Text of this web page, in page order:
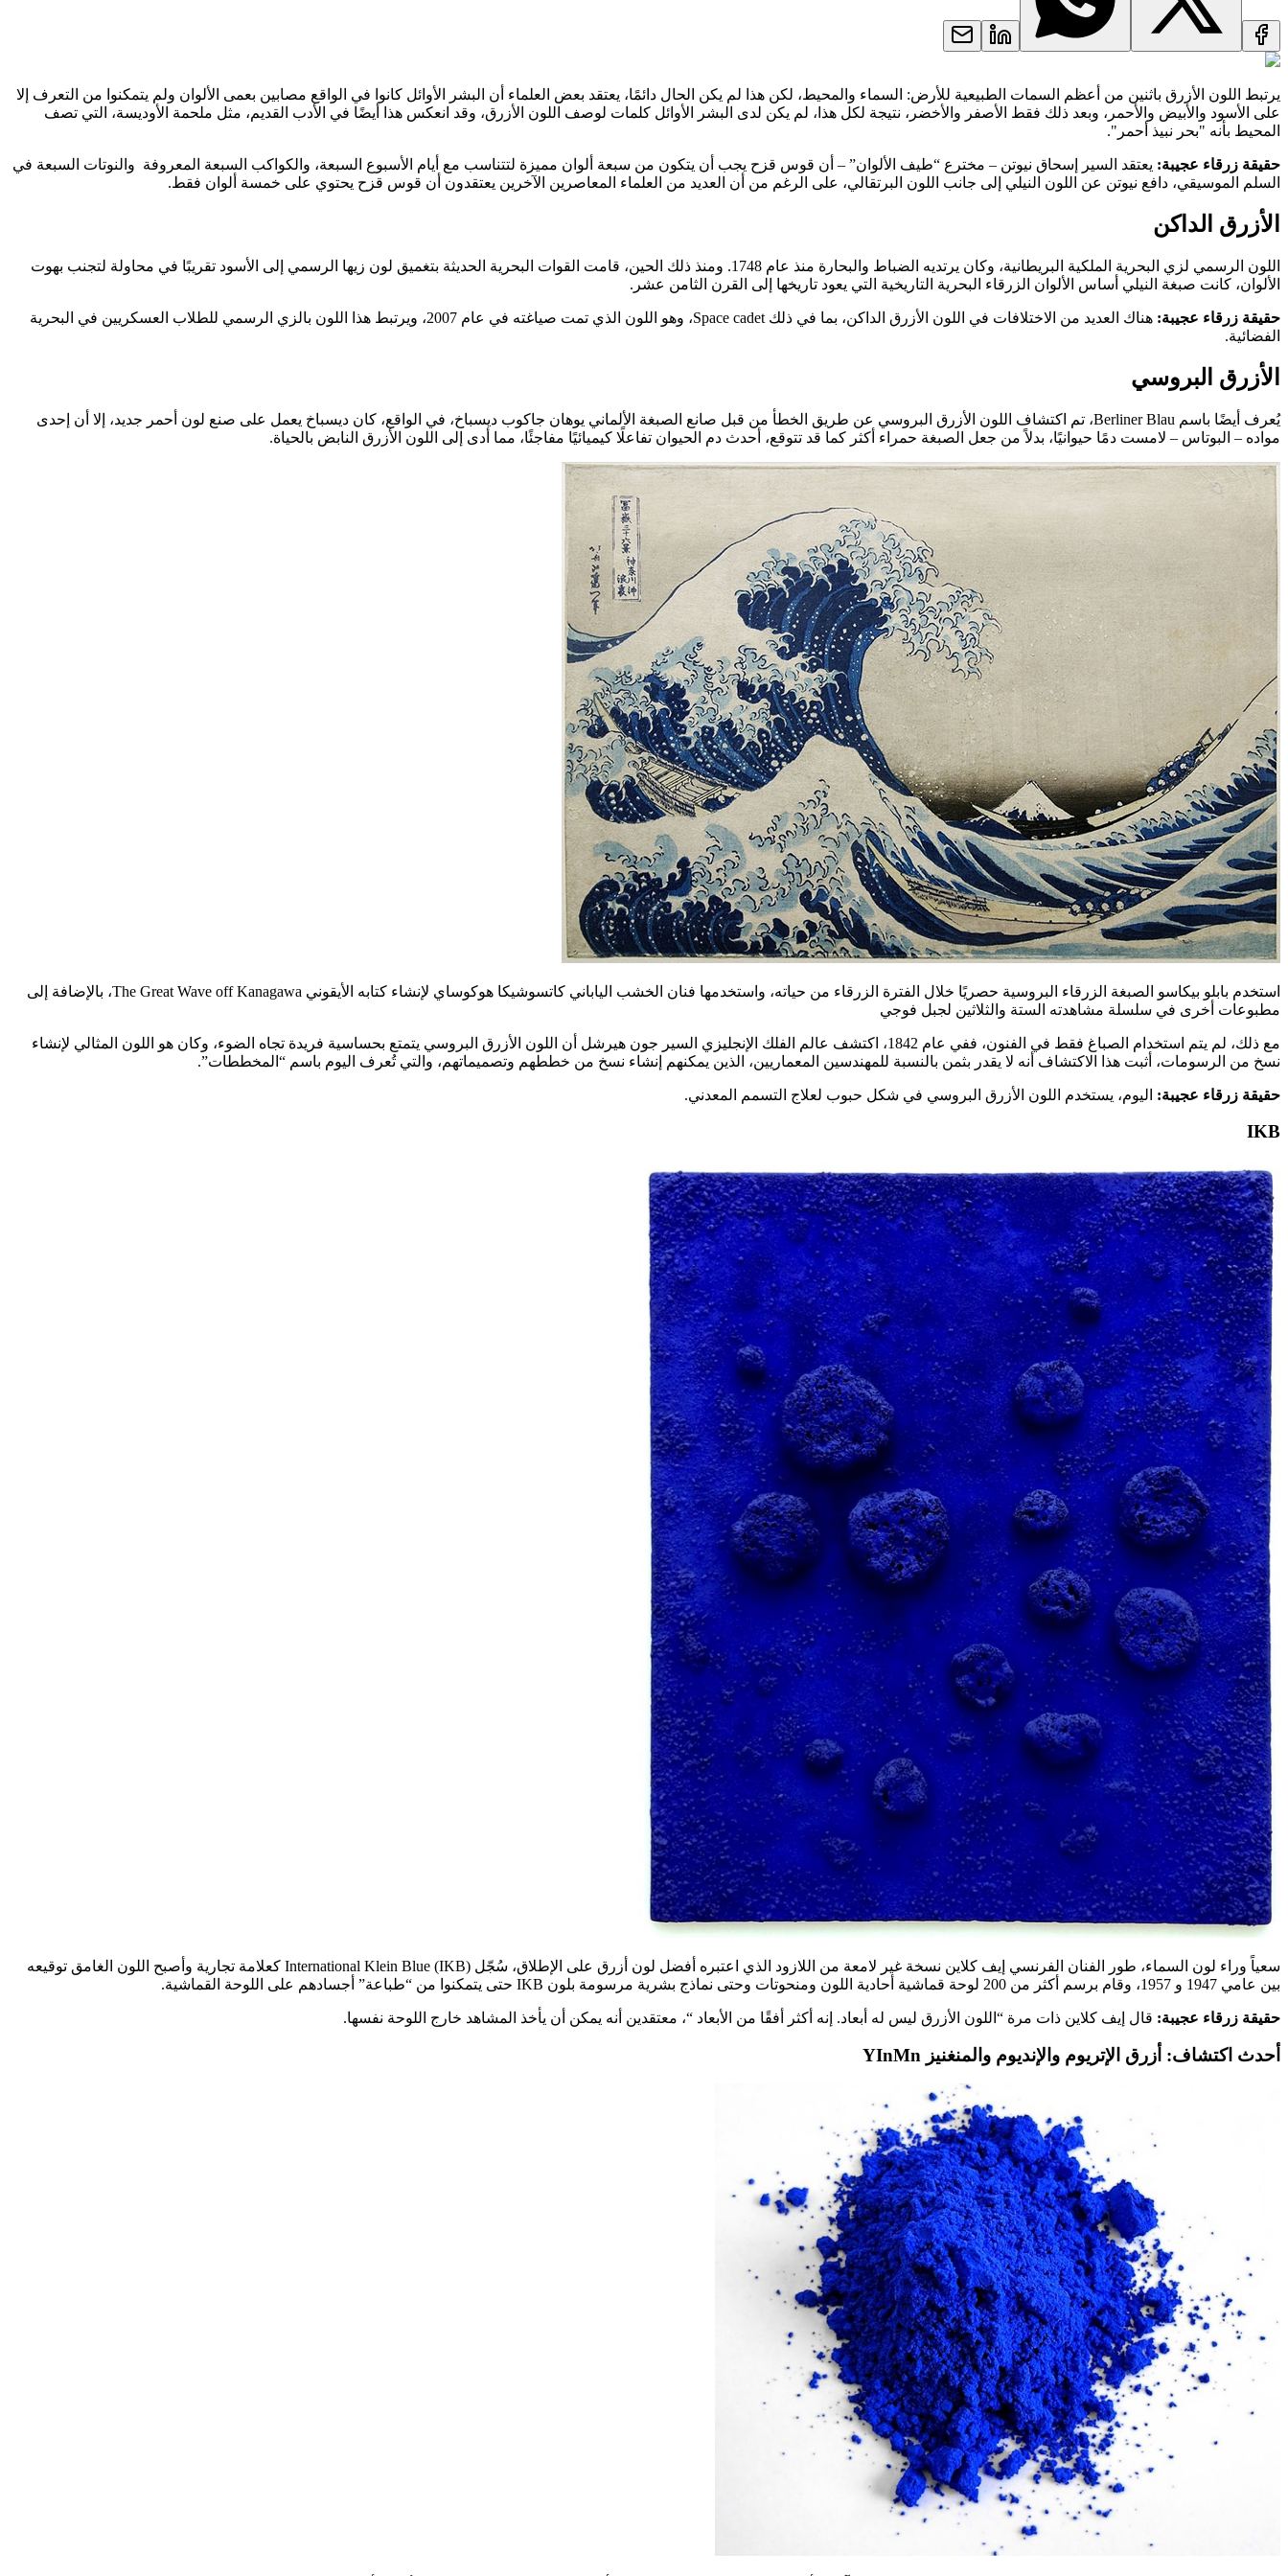
يرتبط اللون الأزرق باثنين من أعظم السمات الطبيعية للأرض: السماء والمحيط، لكن هذا لم يكن الحال دائمًا، يعتقد بعض العلماء أن البشر الأوائل كانوا في الواقع مصابين بعمى الألوان ولم يتمكنوا من التعرف إلا
على الأسود والأبيض والأحمر، وبعد ذلك فقط الأصفر والأخضر، نتيجة لكل هذا، لم يكن لدى البشر الأوائل كلمات لوصف اللون الأزرق، وقد انعكس هذا أيضًا في الأدب القديم، مثل ملحمة الأوديسة، التي تصف
المحيط بأنه "بحر نبيذ أحمر".
حقيقة زرقاء عجيبة: يعتقد السير إسحاق نيوتن – مخترع “طيف الألوان” – أن قوس قزح يجب أن يتكون من سبعة ألوان مميزة لتتناسب مع أيام الأسبوع السبعة، والكواكب السبعة المعروفة والنوتات السبعة في
السلم الموسيقي، دافع نيوتن عن اللون النيلي إلى جانب اللون البرتقالي، على الرغم من أن العديد من العلماء المعاصرين الآخرين يعتقدون أن قوس قزح يحتوي على خمسة ألوان فقط.
الأزرق الداكن
اللون الرسمي لزي البحرية الملكية البريطانية، وكان يرتديه الضباط والبحارة منذ عام 1748. ومنذ ذلك الحين، قامت القوات البحرية الحديثة بتغميق لون زيها الرسمي إلى الأسود تقريبًا في محاولة لتجنب بهوت
الألوان، كانت صبغة النيلي أساس الألوان الزرقاء البحرية التاريخية التي يعود تاريخها إلى القرن الثامن عشر.
حقيقة زرقاء عجيبة:
هناك العديد من الاختلافات في اللون الأزرق الداكن، بما في ذلك Space cadet، وهو اللون الذي تمت صياغته في عام 2007، ويرتبط هذا اللون بالزي الرسمي للطلاب العسكريين في البحرية
الفضائية.
الأزرق البروسي
يُعرف أيضًا باسم Berliner Blau، تم اكتشاف اللون الأزرق البروسي عن طريق الخطأ من قبل صانع الصبغة الألماني يوهان جاكوب ديسباخ، في الواقع، كان ديسباخ يعمل على صنع لون أحمر جديد، إلا أن إحدى
مواده – البوتاس – لامست دمًا حيوانيًا، بدلاً من جعل الصبغة حمراء أكثر كما قد تتوقع، أحدث دم الحيوان تفاعلًا كيميائيًا مفاجئًا، مما أدى إلى اللون الأزرق النابض بالحياة.
استخدم بابلو بيكاسو الصبغة الزرقاء البروسية حصريًا خلال الفترة الزرقاء من حياته، واستخدمها فنان الخشب الياباني كاتسوشيكا هوكوساي لإنشاء كتابه الأيقوني The Great Wave off Kanagawa، بالإضافة إلى
مطبوعات أخرى في سلسلة مشاهدته الستة والثلاثين لجبل فوجي
مع ذلك، لم يتم استخدام الصباغ فقط في الفنون، ففي عام 1842، اكتشف عالم الفلك الإنجليزي السير جون هيرشل أن اللون الأزرق البروسي يتمتع بحساسية فريدة تجاه الضوء، وكان هو اللون المثالي لإنشاء
نسخ من الرسومات، أثبت هذا الاكتشاف أنه لا يقدر بثمن بالنسبة للمهندسين المعماريين، الذين يمكنهم إنشاء نسخ من خططهم وتصميماتهم، والتي تُعرف اليوم باسم “المخططات”.
حقيقة زرقاء عجيبة: اليوم، يستخدم اللون الأزرق البروسي في شكل حبوب لعلاج التسمم المعدني.
IKB
سعياً وراء لون السماء، طور الفنان الفرنسي إيف كلاين نسخة غير لامعة من اللازود الذي اعتبره أفضل لون أزرق على الإطلاق، سُجّل International Klein Blue (IKB) كعلامة تجارية وأصبح اللون الغامق توقيعه
بين عامي 1947 و 1957، وقام برسم أكثر من 200 لوحة قماشية أحادية اللون ومنحوتات وحتى نماذج بشرية مرسومة بلون IKB حتى يتمكنوا من “طباعة” أجسادهم على اللوحة القماشية.
حقيقة زرقاء عجيبة: قال إيف كلاين ذات مرة “اللون الأزرق ليس له أبعاد. إنه أكثر أفقًا من الأبعاد “، معتقدين أنه يمكن أن يأخذ المشاهد خارج اللوحة نفسها.
أحدث اكتشاف: أزرق الإتريوم والإنديوم والمنغنيز YInMn